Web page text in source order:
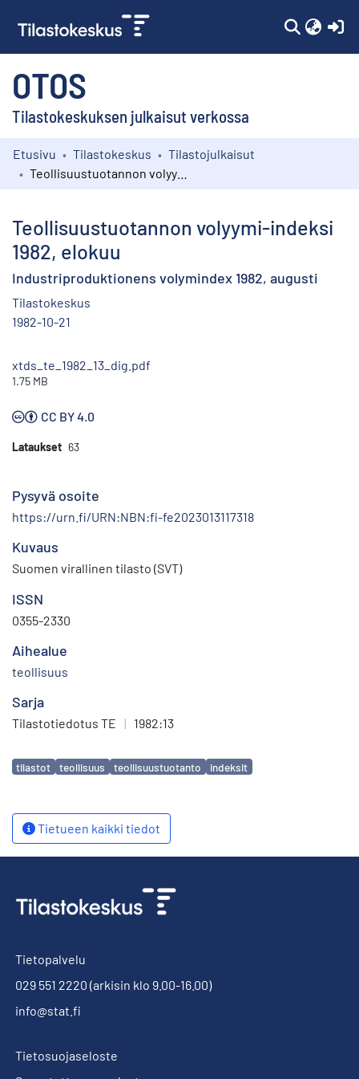
OTOS
Tilastokeskuksen julkaisut verkossa
Kokoelmat
Etusivu Tilastokeskus
Tilastojulkaisut
Teollisuustuotannon volyymi-indeksi
1982, elokuu
Industriproduktionens volymindex 1982, augusti
Tilastokeskus
1982-10-21
xtds_te_1982_13_dig.pdf
1.75 MB
CC BY 4.0
Lataukset 63
Pysyvä osoite
https://urn.fi/URN:NBN:fi-fe2023013117318
Kuvaus
Suomen virallinen tilasto (SVT)
ISSN
0355-2330
Aihealue
teollisuus
Sarja
Tilastotiedotus TE | 1982:13
Avainsanat
tilastot teollisuus teollisuustuotanto indeksit
Tietueen kaikki tiedot
Tietopalvelu
029 551 2220 (arkisin klo 9.00-16.00)
info@stat.fi
Tietosuojaseloste